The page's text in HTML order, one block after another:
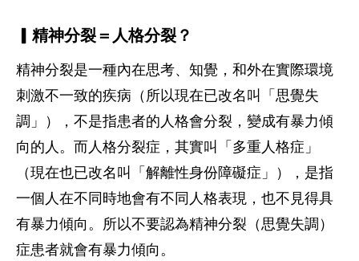
▎精神分裂＝人格分裂？
精神分裂是一種內在思考、知覺，和外在實際環境
刺激不一致的疾病（所以現在已改名叫「思覺失
調」），不是指患者的人格會分裂，變成有暴力傾
向的人。而人格分裂症，其實叫「多重人格症」
（現在也已改名叫「解離性身份障礙症」），是指
一個人在不同時地會有不同人格表現，也不見得具
有暴力傾向。所以不要認為精神分裂（思覺失調）
症患者就會有暴力傾向。